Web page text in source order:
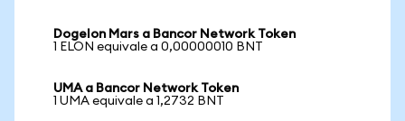
Dogelon Mars a Bancor Network Token
1 ELON equivale a 0,00000010 BNT
UMA a Bancor Network Token
1 UMA equivale a 1,2732 BNT